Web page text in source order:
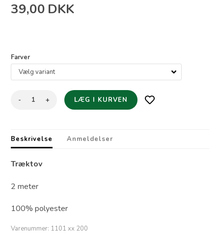
39,00 DKK
Farver
- +
Beskrivelse Anmeldelser
Træktov
2 meter
100% polyester
Varenummer: 1101 xx 200